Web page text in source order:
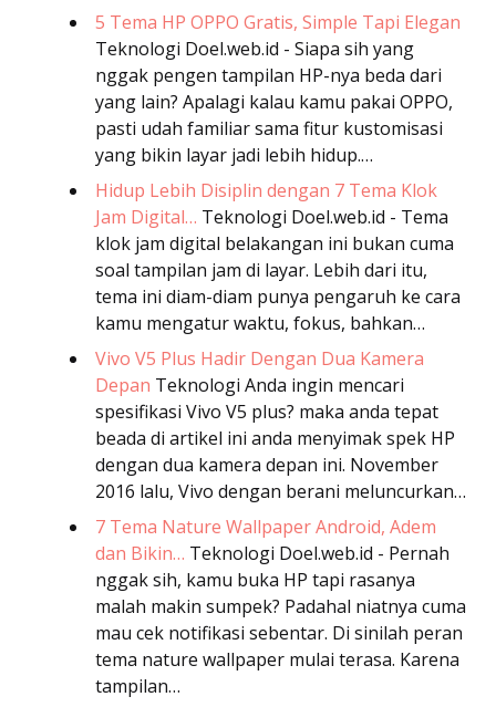
5 Tema HP OPPO Gratis, Simple Tapi Elegan
Teknologi Doel.web.id - Siapa sih yang
nggak pengen tampilan HP-nya beda dari
yang lain? Apalagi kalau kamu pakai OPPO,
pasti udah familiar sama fitur kustomisasi
yang bikin layar jadi lebih hidup.…
Hidup Lebih Disiplin dengan 7 Tema Klok
Jam Digital… Teknologi Doel.web.id - Tema
klok jam digital belakangan ini bukan cuma
soal tampilan jam di layar. Lebih dari itu,
tema ini diam-diam punya pengaruh ke cara
kamu mengatur waktu, fokus, bahkan…
Vivo V5 Plus Hadir Dengan Dua Kamera
Depan Teknologi Anda ingin mencari
spesifikasi Vivo V5 plus? maka anda tepat
beada di artikel ini anda menyimak spek HP
dengan dua kamera depan ini. November
2016 lalu, Vivo dengan berani meluncurkan…
7 Tema Nature Wallpaper Android, Adem
dan Bikin… Teknologi Doel.web.id - Pernah
nggak sih, kamu buka HP tapi rasanya
malah makin sumpek? Padahal niatnya cuma
mau cek notifikasi sebentar. Di sinilah peran
tema nature wallpaper mulai terasa. Karena
tampilan…